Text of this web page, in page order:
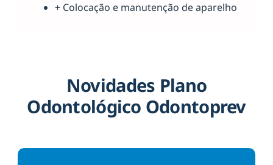
+ Colocação e manutenção de aparelho
Novidades Plano
Odontológico Odontoprev